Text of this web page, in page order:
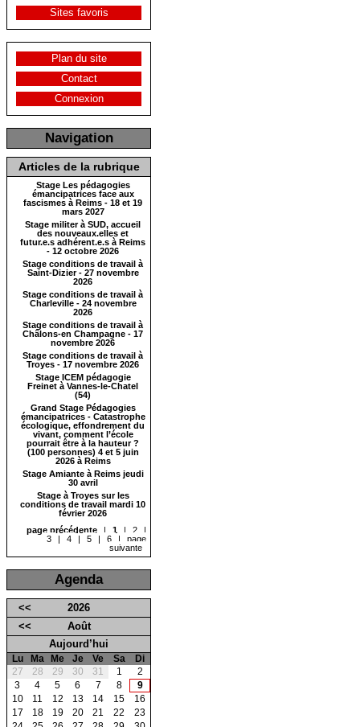
Sites favoris
Plan du site
Contact
Connexion
Navigation
Articles de la rubrique
Stage Les pédagogies
émancipatrices face aux
fascismes à Reims - 18 et 19
mars 2027
Stage militer à SUD, accueil
des nouveaux.elles et
futur.e.s adhérent.e.s à Reims
- 12 octobre 2026
Stage conditions de travail à
Saint-Dizier - 27 novembre
2026
Stage conditions de travail à
Charleville - 24 novembre
2026
Stage conditions de travail à
Châlons-en Champagne - 17
novembre 2026
Stage conditions de travail à
Troyes - 17 novembre 2026
Stage ICEM pédagogie
Freinet à Vannes-le-Chatel
(54)
Grand Stage Pédagogies
émancipatrices - Catastrophe
écologique, effondrement du
vivant, comment l’école
pourrait être à la hauteur ?
(100 personnes) 4 et 5 juin
2026 à Reims
Stage Amiante à Reims jeudi
30 avril
Stage à Troyes sur les
conditions de travail mardi 10
février 2026
page précédente
| 1 | 2
|
3
| 4 | 5 | 6 |
page
suivante
Agenda
<<
2026
<<
Août
Aujourd’hui
Lu Ma Me Je Ve Sa
Di
27
28 29 30 31 1
2
3
4 5 6 7 8
9
10
11 12 13 14 15
16
17
18 19 20 21 22
23